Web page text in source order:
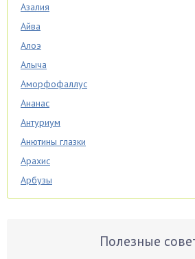
Азалия
Айва
Алоэ
Алыча
Аморфофаллус
Ананас
Антуриум
Анютины глазки
Арахис
Арбузы
Аспарагус
Полезные